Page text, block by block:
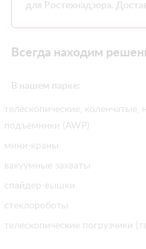
для Ростехнадзора.
Всегда находим
В нашем парке:
телескопические,
подъёмники (AWP)
мини-краны
вакуумные захваты
спайдер-вышки
стеклороботы
телескопические погрузчики